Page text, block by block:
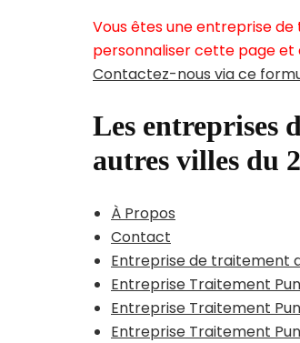
Vous êtes une entreprise
personnaliser cette page et
Contactez-nous via ce
Les entreprises
autres villes du
À Propos
Contact
Entreprise de traitement
Entreprise Traitement
Entreprise Traitement
Entreprise Traitement